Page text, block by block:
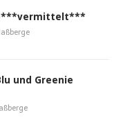
und Greenie